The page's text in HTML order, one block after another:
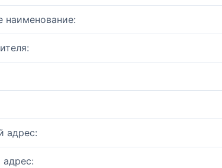
наименование:
адрес: